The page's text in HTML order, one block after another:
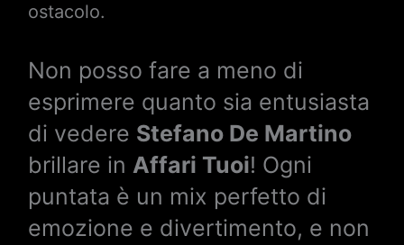
ostacolo.
Non posso fare a meno di
esprimere quanto sia entusiasta
di vedere Stefano De Martino
brillare in Affari Tuoi! Ogni
puntata è un mix perfetto di
emozione e divertimento, e non